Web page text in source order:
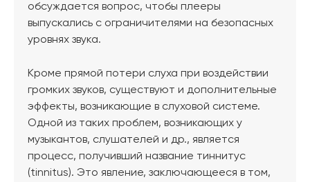
обсуждается вопрос, чтобы плееры
выпускались с ограничителями на безопасных
уровнях звука.
Кроме прямой потери слуха при воздействии
громких звуков, существуют и дополнительные
эффекты, возникающие в слуховой системе.
Одной из таких проблем, возникающих у
музыкантов, слушателей и др., является
процесс, получивший название тиннитус
(tinnitus). Это явление, заключающееся в том,